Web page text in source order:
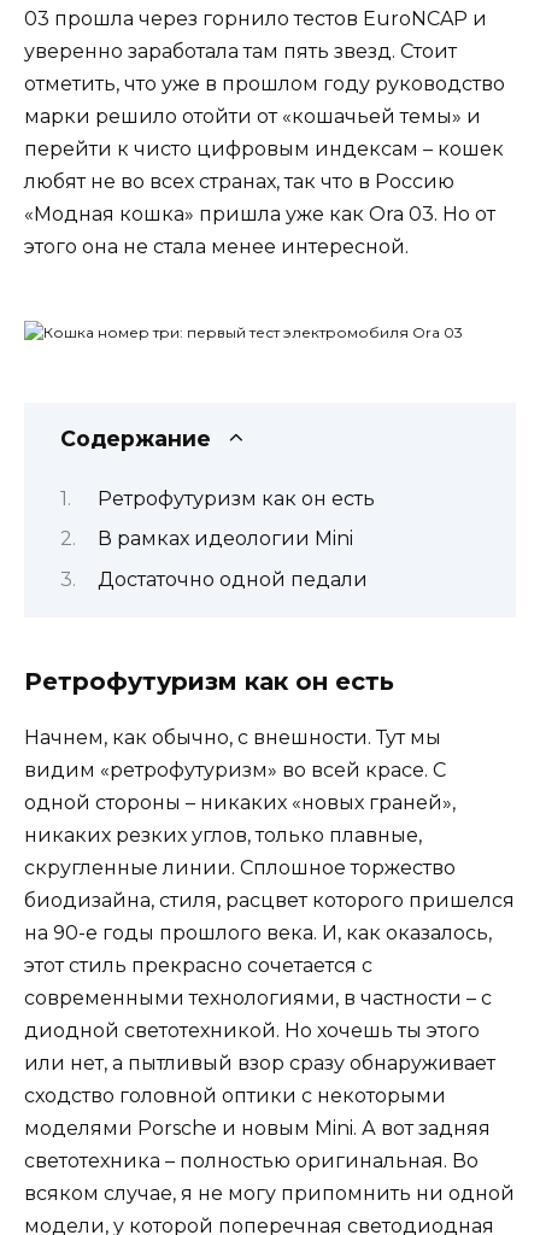
03 прошла через горнило тестов EuroNCAP и
уверенно заработала там пять звезд. Стоит
отметить, что уже в прошлом году руководство
марки решило отойти от «кошачьей темы» и
перейти к чисто цифровым индексам – кошек
любят не во всех странах, так что в Россию
«Модная кошка» пришла уже как Ora 03. Но от
этого она не стала менее интересной.
Содержание
Ретрофутуризм как он есть
В рамках идеологии Mini
Достаточно одной педали
Ретрофутуризм как он есть
Начнем, как обычно, с внешности. Тут мы
видим «ретрофутуризм» во всей красе. С
одной стороны – никаких «новых граней»,
никаких резких углов, только плавные,
скругленные линии. Сплошное торжество
биодизайна, стиля, расцвет которого пришелся
на 90-е годы прошлого века. И, как оказалось,
этот стиль прекрасно сочетается с
современными технологиями, в частности – с
диодной светотехникой. Но хочешь ты этого
или нет, а пытливый взор сразу обнаруживает
сходство головной оптики с некоторыми
моделями Porsche и новым Mini. А вот задняя
светотехника – полностью оригинальная. Во
всяком случае, я не могу припомнить ни одной
модели, у которой поперечная светодиодная